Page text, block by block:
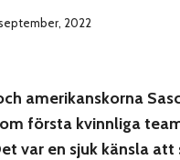
2022
amerikanskorna
första kvinnliga
var en sjuk känsla